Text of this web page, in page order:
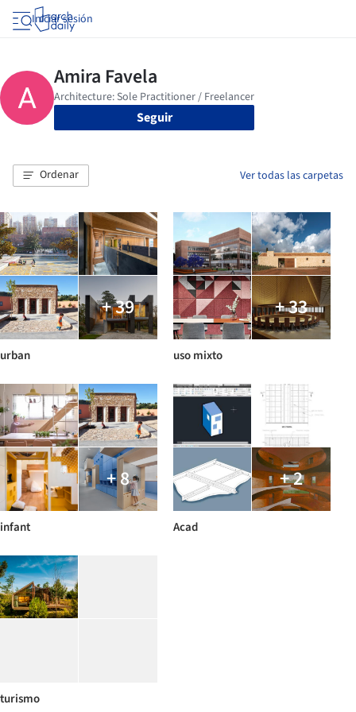
Iniciar sesión
Seguir
Ordenar Ver todas las carpetas
+ 39
urban
+ 33
uso mixto
+ 8
infant
+ 2
Acad
turismo